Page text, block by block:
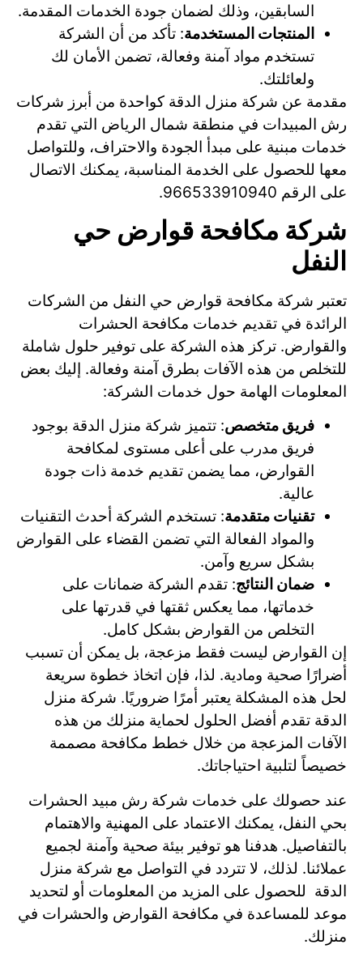
السابقين، وذلك لضمان جودة الخدمات المقدمة.
المنتجات المستخدمة: تأكد من أن الشركة
تستخدم مواد آمنة وفعالة، تضمن الأمان لك
ولعائلتك.
مقدمة عن شركة منزل الدقة كواحدة من أبرز شركات
رش المبيدات في منطقة شمال الرياض التي تقدم
خدمات مبنية على مبدأ الجودة والاحتراف، وللتواصل
معها للحصول على الخدمة المناسبة، يمكنك الاتصال
على الرقم 966533910940.
شركة مكافحة قوارض حي
النفل
تعتبر شركة مكافحة قوارض حي النفل من الشركات
الرائدة في تقديم خدمات مكافحة الحشرات
والقوارض. تركز هذه الشركة على توفير حلول شاملة
للتخلص من هذه الآفات بطرق آمنة وفعالة. إليك بعض
المعلومات الهامة حول خدمات الشركة:
فريق متخصص: تتميز شركة منزل الدقة بوجود
فريق مدرب على أعلى مستوى لمكافحة
القوارض، مما يضمن تقديم خدمة ذات جودة
عالية.
تقنيات متقدمة: تستخدم الشركة أحدث التقنيات
والمواد الفعالة التي تضمن القضاء على القوارض
بشكل سريع وآمن.
ضمان النتائج: تقدم الشركة ضمانات على
خدماتها، مما يعكس ثقتها في قدرتها على
التخلص من القوارض بشكل كامل.
إن القوارض ليست فقط مزعجة، بل يمكن أن تسبب
أضرارًا صحية ومادية. لذا، فإن اتخاذ خطوة سريعة
لحل هذه المشكلة يعتبر أمرًا ضروريًا. شركة منزل
الدقة تقدم أفضل الحلول لحماية منزلك من هذه
الآفات المزعجة من خلال خطط مكافحة مصممة
خصيصاً لتلبية احتياجاتك.
عند حصولك على خدمات شركة رش مبيد الحشرات
بحي النفل، يمكنك الاعتماد على المهنية والاهتمام
بالتفاصيل. هدفنا هو توفير بيئة صحية وآمنة لجميع
عملائنا. لذلك، لا تتردد في التواصل مع شركة منزل
الدقة للحصول على المزيد من المعلومات أو لتحديد
موعد للمساعدة في مكافحة القوارض والحشرات في
منزلك.